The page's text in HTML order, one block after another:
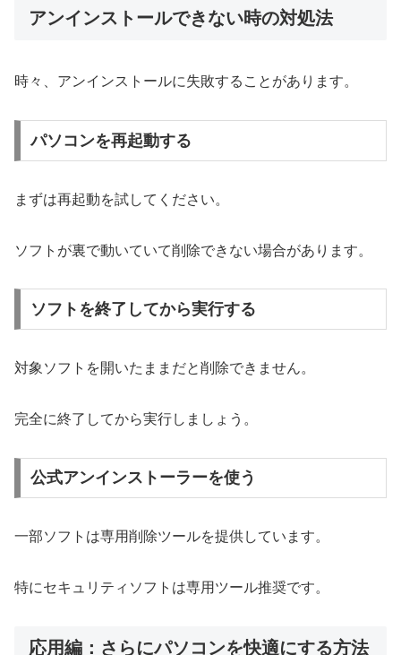
アンインストールできない時の対処法
時々、アンインストールに失敗することがあります。
パソコンを再起動する
まずは再起動を試してください。
ソフトが裏で動いていて削除できない場合があります。
ソフトを終了してから実行する
対象ソフトを開いたままだと削除できません。
完全に終了してから実行しましょう。
公式アンインストーラーを使う
一部ソフトは専用削除ツールを提供しています。
特にセキュリティソフトは専用ツール推奨です。
応用編：さらにパソコンを快適にする方法